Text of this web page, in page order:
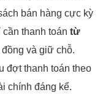
bán hàng cực kỳ
cần thanh toán từ
và giữ chỗ.
đợt thanh toán theo
chính đáng kể.